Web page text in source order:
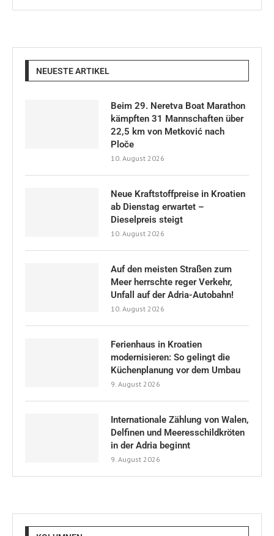
NEUESTE ARTIKEL
Beim 29. Neretva Boat Marathon
kämpften 31 Mannschaften über
22,5 km von Metković nach
Ploče
10. August 2026
Neue Kraftstoffpreise in Kroatien
ab Dienstag erwartet –
Dieselpreis steigt
10. August 2026
Auf den meisten Straßen zum
Meer herrschte reger Verkehr,
Unfall auf der Adria-Autobahn!
10. August 2026
Ferienhaus in Kroatien
modernisieren: So gelingt die
Küchenplanung vor dem Umbau
9. August 2026
Internationale Zählung von Walen,
Delfinen und Meeresschildkröten
in der Adria beginnt
9. August 2026